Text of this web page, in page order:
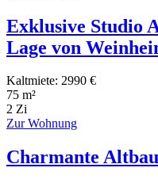
Exklusive Studio
Lage von
Kaltmiete: 2990 €
75 m²
2 Zi
Zur Wohnung
Charmante